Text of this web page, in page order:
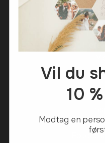
Vil du
10
Modtag en personlig rabatkode for din